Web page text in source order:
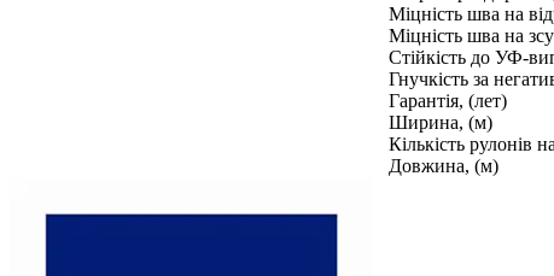
Міцність шва на
Міцність шва на
Стійкість до УФ-
Гнучкість за
Гарантія, (лет)
Ширина, (м)
Кількість рулонів
Довжина, (м)